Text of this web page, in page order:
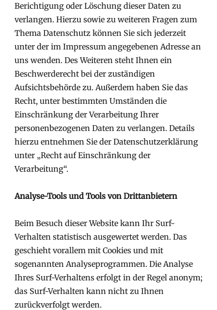
Berichtigung oder Löschung dieser Daten zu
verlangen. Hierzu sowie zu weiteren Fragen zum
Thema Datenschutz können Sie sich jederzeit
unter der im Impressum angegebenen Adresse an
uns wenden. Des Weiteren steht Ihnen ein
Beschwerderecht bei der zuständigen
Aufsichtsbehörde zu. Außerdem haben Sie das
Recht, unter bestimmten Umständen die
Einschränkung der Verarbeitung Ihrer
personenbezogenen Daten zu verlangen. Details
hierzu entnehmen Sie der Datenschutzerklärung
unter „Recht auf Einschränkung der
Verarbeitung“.
Analyse-Tools und Tools von Drittanbietern
Beim Besuch dieser Website kann Ihr Surf-
Verhalten statistisch ausgewertet werden. Das
geschieht vorallem mit Cookies und mit
sogenannten Analyseprogrammen. Die Analyse
Ihres Surf-Verhaltens erfolgt in der Regel anonym;
das Surf-Verhalten kann nicht zu Ihnen
zurückverfolgt werden.